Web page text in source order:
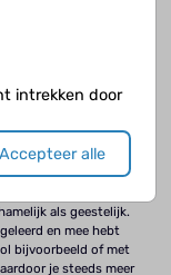
volwassenen. Als je
waar.
als geestelijk.
en mee hebt
bijvoorbeeld of met
je steeds meer
intrekken door
Accepteer alle